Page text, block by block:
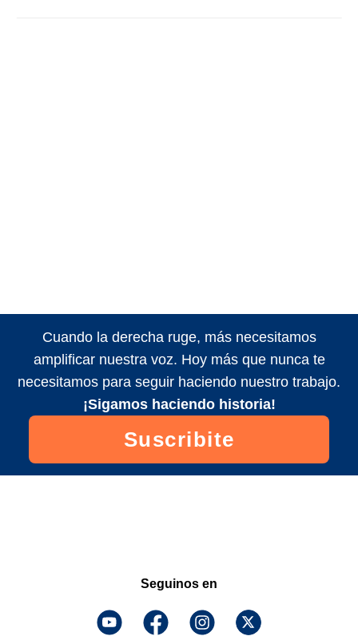
Cuando la derecha ruge, más necesitamos
amplificar nuestra voz. Hoy más que nunca te
necesitamos para seguir haciendo nuestro trabajo.
¡Sigamos haciendo historia!
Suscribite
Seguinos en